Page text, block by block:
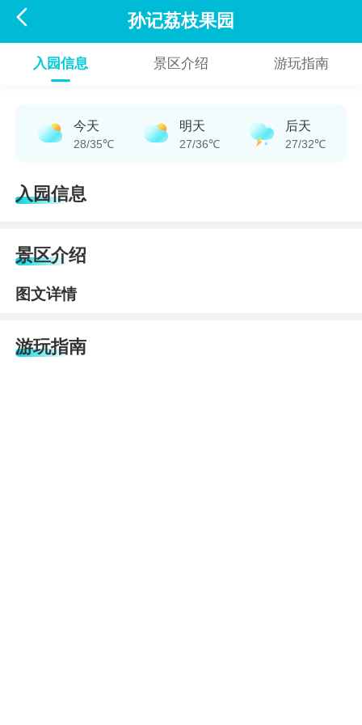
 孙记荔枝果园
入园信息 景区介绍 游玩指南
今天
28/35℃
明天
27/36℃
后天
27/32℃
入园信息
景区介绍
图文详情
游玩指南